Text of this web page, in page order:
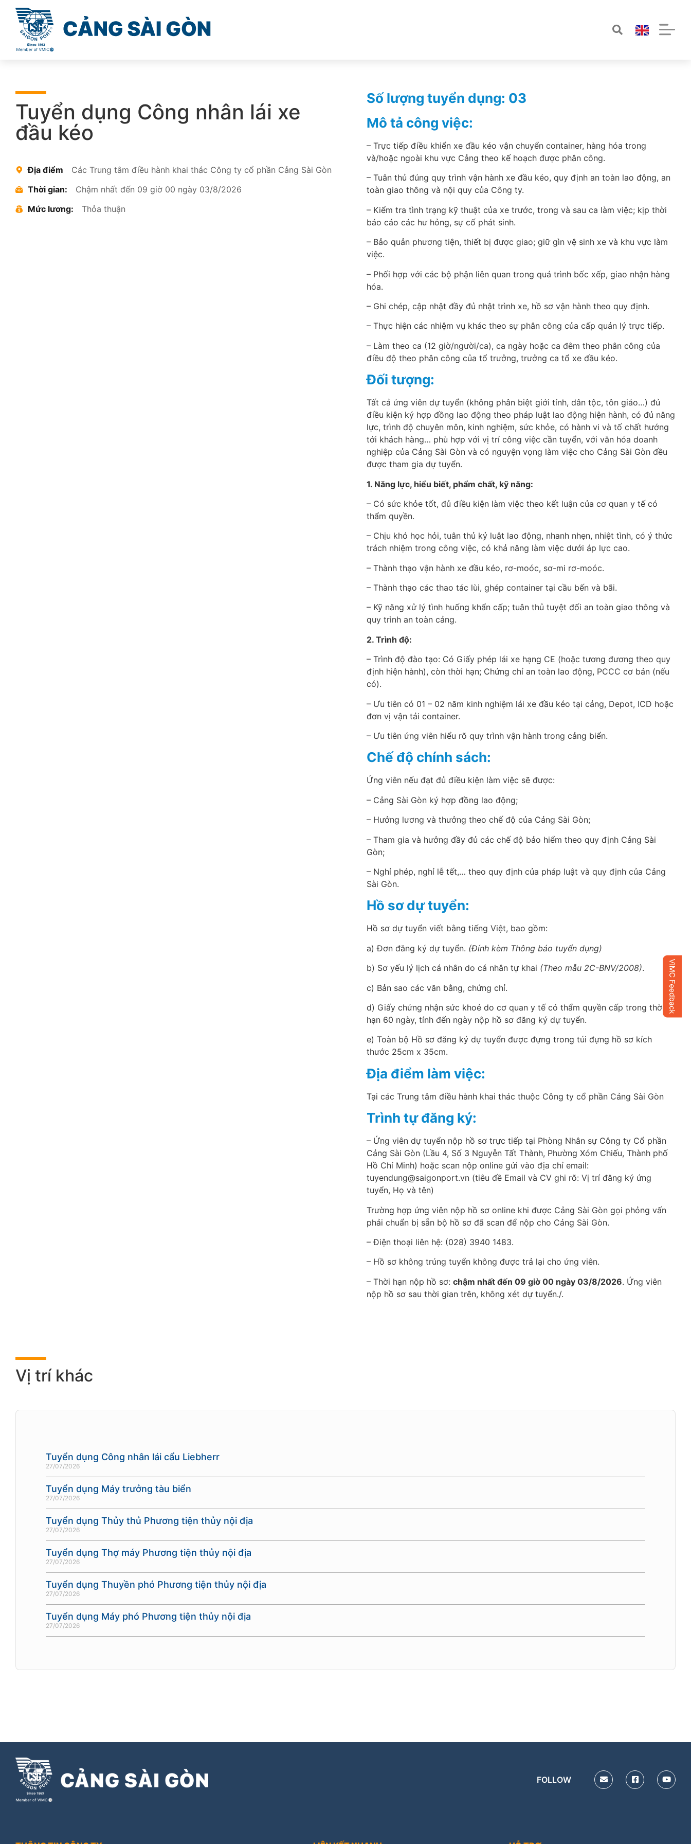
Tuyển dụng Công nhân lái xe
đầu kéo
Địa điểm
Các Trung tâm điều hành khai thác Công ty cổ phần Cảng Sài Gòn
Thời gian:
Chậm nhất đến 09 giờ 00 ngày 03/8/2026
Mức lương:
Thỏa thuận
Số lượng tuyển dụng: 03
Mô tả công việc:
– Trực tiếp điều khiển xe đầu kéo vận chuyển container, hàng hóa trong
và/hoặc ngoài khu vực Cảng theo kế hoạch được phân công.
– Tuân thủ đúng quy trình vận hành xe đầu kéo, quy định an toàn lao động, an
toàn giao thông và nội quy của Công ty.
– Kiểm tra tình trạng kỹ thuật của xe trước, trong và sau ca làm việc; kịp thời
báo cáo các hư hỏng, sự cố phát sinh.
– Bảo quản phương tiện, thiết bị được giao; giữ gìn vệ sinh xe và khu vực làm
việc.
– Phối hợp với các bộ phận liên quan trong quá trình bốc xếp, giao nhận hàng
hóa.
– Ghi chép, cập nhật đầy đủ nhật trình xe, hồ sơ vận hành theo quy định.
– Thực hiện các nhiệm vụ khác theo sự phân công của cấp quản lý trực tiếp.
– Làm theo ca (12 giờ/người/ca), ca ngày hoặc ca đêm theo phân công của
điều độ theo phân công của tổ trưởng, trưởng ca tổ xe đầu kéo.
Đối tượng:
Tất cả ứng viên dự tuyển (không phân biệt giới tính, dân tộc, tôn giáo…) đủ
điều kiện ký hợp đồng lao động theo pháp luật lao động hiện hành, có đủ năng
lực, trình độ chuyên môn, kinh nghiệm, sức khỏe, có hành vi và tố chất hướng
tới khách hàng… phù hợp với vị trí công việc cần tuyển, với văn hóa doanh
nghiệp của Cảng Sài Gòn và có nguyện vọng làm việc cho Cảng Sài Gòn đều
được tham gia dự tuyển.
1. Năng lực, hiểu biết, phẩm chất, kỹ năng:
– Có sức khỏe tốt, đủ điều kiện làm việc theo kết luận của cơ quan y tế có
thẩm quyền.
– Chịu khó học hỏi, tuân thủ kỷ luật lao động, nhanh nhẹn, nhiệt tình, có ý thức
trách nhiệm trong công việc, có khả năng làm việc dưới áp lực cao.
– Thành thạo vận hành xe đầu kéo, rơ-moóc, sơ-mi rơ-moóc.
– Thành thạo các thao tác lùi, ghép container tại cầu bến và bãi.
– Kỹ năng xử lý tình huống khẩn cấp; tuân thủ tuyệt đối an toàn giao thông và
quy trình an toàn cảng.
2. Trình độ:
– Trình độ đào tạo: Có Giấy phép lái xe hạng CE (hoặc tương đương theo quy
định hiện hành), còn thời hạn; Chứng chỉ an toàn lao động, PCCC cơ bản (nếu
có).
– Ưu tiên có 01 – 02 năm kinh nghiệm lái xe đầu kéo tại cảng, Depot, ICD hoặc
đơn vị vận tải container.
– Ưu tiên ứng viên hiểu rõ quy trình vận hành trong cảng biển.
Chế độ chính sách:
Ứng viên nếu đạt đủ điều kiện làm việc sẽ được:
– Cảng Sài Gòn ký hợp đồng lao động;
– Hưởng lương và thưởng theo chế độ của Cảng Sài Gòn;
– Tham gia và hưởng đầy đủ các chế độ bảo hiểm theo quy định Cảng Sài
Gòn;
– Nghỉ phép, nghỉ lễ tết,… theo quy định của pháp luật và quy định của Cảng
Sài Gòn.
Hồ sơ dự tuyển:
Hồ sơ dự tuyển viết bằng tiếng Việt, bao gồm:
a) Đơn đăng ký dự tuyển. (Đính kèm Thông báo tuyển dụng)
b) Sơ yếu lý lịch cá nhân do cá nhân tự khai (Theo mẫu 2C-BNV/2008).
c) Bản sao các văn bằng, chứng chỉ.
d) Giấy chứng nhận sức khoẻ do cơ quan y tế có thẩm quyền cấp trong thời
hạn 60 ngày, tính đến ngày nộp hồ sơ đăng ký dự tuyển.
e) Toàn bộ Hồ sơ đăng ký dự tuyển được đựng trong túi đựng hồ sơ kích
thước 25cm x 35cm.
Địa điểm làm việc:
Tại các Trung tâm điều hành khai thác thuộc Công ty cổ phần Cảng Sài Gòn
Trình tự đăng ký:
– Ứng viên dự tuyển nộp hồ sơ trực tiếp tại Phòng Nhân sự Công ty Cổ phần
Cảng Sài Gòn (Lầu 4, Số 3 Nguyễn Tất Thành, Phường Xóm Chiếu, Thành phố
Hồ Chí Minh) hoặc scan nộp online gửi vào địa chỉ email:
tuyendung@saigonport.vn (tiêu đề Email và CV ghi rõ: Vị trí đăng ký ứng
tuyển, Họ và tên)
Trường hợp ứng viên nộp hồ sơ online khi được Cảng Sài Gòn gọi phỏng vấn
phải chuẩn bị sẵn bộ hồ sơ đã scan để nộp cho Cảng Sài Gòn.
– Điện thoại liên hệ: (028) 3940 1483.
– Hồ sơ không trúng tuyển không được trả lại cho ứng viên.
– Thời hạn nộp hồ sơ:chậm nhất đến 09 giờ 00 ngày 03/8/2026. Ứng viên
nộp hồ sơ sau thời gian trên, không xét dự tuyển./.
Vị trí khác
Tuyển dụng Công nhân lái cẩu Liebherr
27/07/2026
Tuyển dụng Máy trưởng tàu biển
27/07/2026
Tuyển dụng Thủy thủ Phương tiện thủy nội địa
27/07/2026
Tuyển dụng Thợ máy Phương tiện thủy nội địa
27/07/2026
Tuyển dụng Thuyền phó Phương tiện thủy nội địa
27/07/2026
Tuyển dụng Máy phó Phương tiện thủy nội địa
27/07/2026
FOLLOW